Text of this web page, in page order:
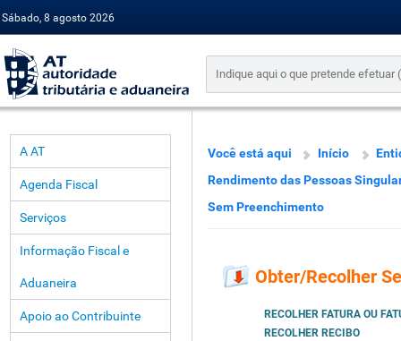
Sábado, 8 agosto 2026
A AT
Agenda Fiscal
Serviços
Informação Fiscal e
Aduaneira
Apoio ao Contribuinte
Você está aqui Início
Rendimento das Pessoas
Sem Preenchimento
Obter/Recolher
RECOLHER FATURA OU
RECOLHER RECIBO